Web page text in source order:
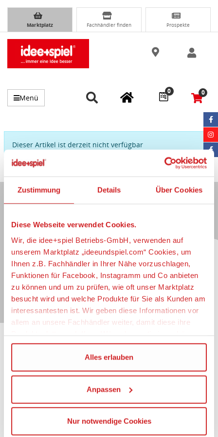
Zustimmung Details Über Cookies
Diese Webseite verwendet Cookies.
Wir, die idee+spiel Betriebs-GmbH, verwenden auf
unserem Marktplatz „ideeundspiel.com“ Cookies, um
Ihnen z.B. Fachhändler in Ihrer Nähe vorzuschlagen,
Funktionen für Facebook, Instagramm und Co anbieten
zu können und um zu prüfen, wie oft unser Marktplatz
besucht wird und welche Produkte für Sie als Kunden am
interessantesten ist. Wir geben diese Informationen vor
allem an unsere Fachhändler weiter, damit diese ihre
Wir verwenden den Google Tag Manager um weitere
Dienste einzubinden.
Wenn Sie auf „Alles erlauben“, klicken, werden ein Teil
Ihrer personenbezogener Daten in die USA übertragen.
Die USA ist ein Drittland, dass nicht von einem
Alles erlauben
Anpassen
Nur notwendige Cookies
Marktplatz Fachhändler finden Prospekte
Menü
0 0
Dieser Artikel ist derzeit nicht verfügbar
Immer auf dem Laufenden...
Jetzt zum idee+spiel-Newsletter anmelden und
jederzeit widerruflich über spannendeNeuheiten,
zugkräftige
Gewinnspiele , limitierte
Exklusivartikel
und interessante
Schnäppchen
immer als erster
informiert sein.
E-Mail für Newsletteranmeldung
Impressum
Nutzungsbedingungen
Mitgliederportal